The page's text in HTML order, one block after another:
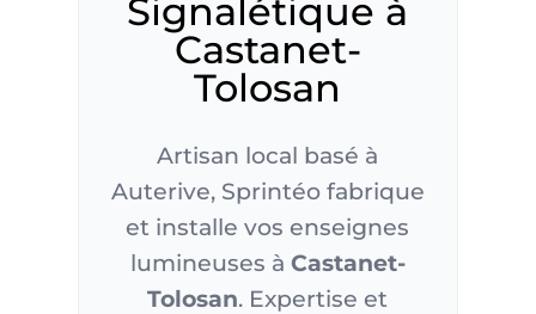
Signalétique à
Castanet-
Tolosan
Artisan local basé à
Auterive, Sprintéo fabrique
et installe vos enseignes
lumineuses à Castanet-
Tolosan. Expertise et